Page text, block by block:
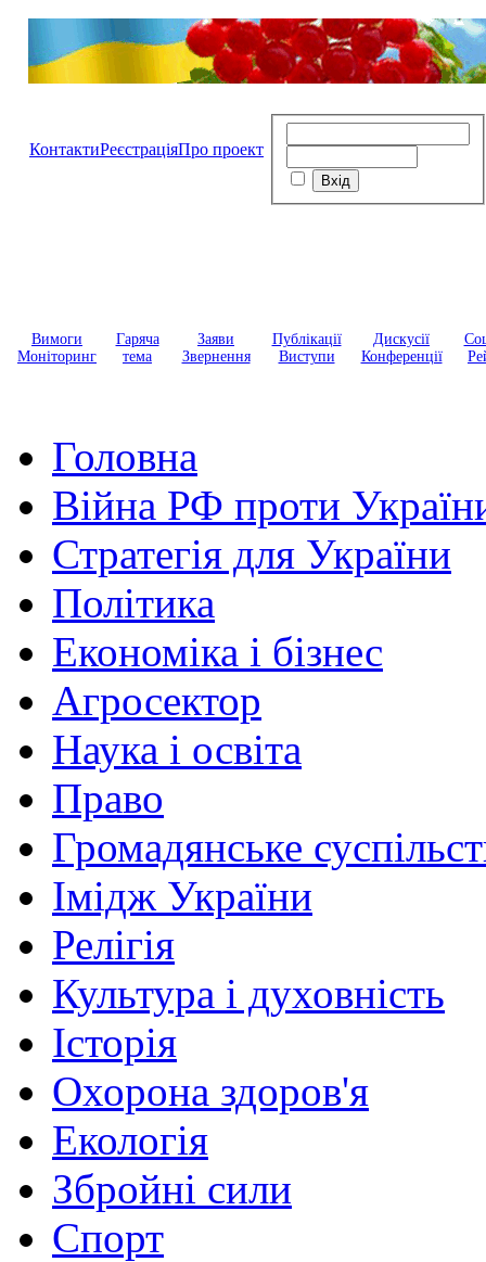
КонтактиРеєстраціяПро проект
Вимоги
Моніторинг
Гаряча
тема
Заяви
Звернення
Публікації
Виступи
Дискусії
Конференції
Головна
Війна РФ проти
Стратегія для України
Політика
Економіка і бізнес
Агросектор
Наука і освіта
Право
Громадянське
Імідж України
Релігія
Культура і духовність
Історія
Охорона здоров'я
Екологія
Збройні сили
Спорт